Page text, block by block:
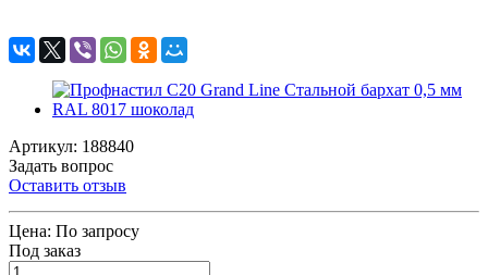
Артикул: 188840
Задать вопрос
Оставить отзыв
Цена: По запросу
Под заказ